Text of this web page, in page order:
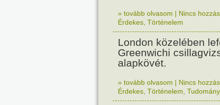
» tovább olvasom | Nincs
Érdekes Történelem
London közelében
Greenwichi
alapkövét.
» tovább olvasom | Nincs
Érdekes Történelem Tudomány